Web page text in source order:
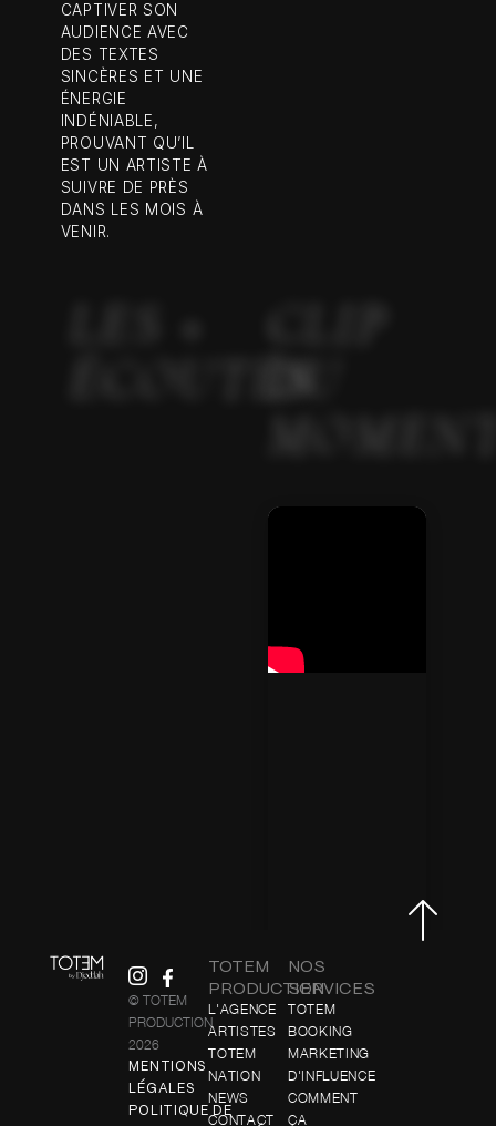
CAPTIVER SON
AUDIENCE AVEC
DES TEXTES
SINCÈRES ET UNE
ÉNERGIE
INDÉNIABLE,
PROUVANT QU’IL
EST UN ARTISTE À
SUIVRE DE PRÈS
DANS LES MOIS À
VENIR.
ÉCOUTÉS
DU
© TOTEM
PRODUCTION
2026
MENTIONS
LÉGALES
POLITIQUE DE
TOTEM
PRODUCTION
L'AGENCE
ARTISTES
TOTEM
NATION
NEWS
CONTACT
NOS
SERVICES
TOTEM
BOOKING
MARKETING
D'INFLUENCE
COMMENT
ÇA